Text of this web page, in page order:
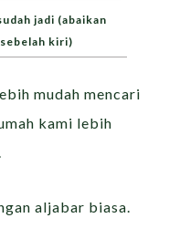
jadi (abaikan
kiri)
mudah mencari
kami lebih
aljabar biasa.